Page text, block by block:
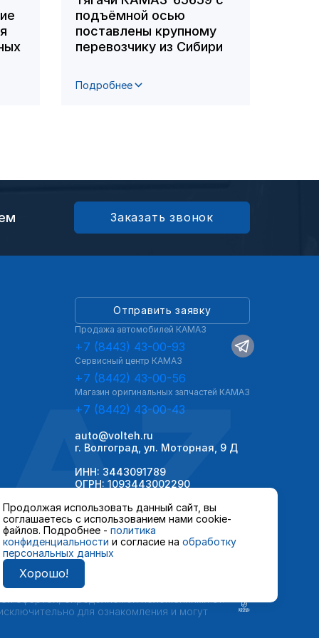
подъёмной осью
поставлены крупному
перевозчику из Сибири
Подробнее
Заказать звонок
Продолжая использовать данный сайт, вы
соглашаетесь с использованием нами cookie-
файлов. Подробнее - политика
конфиденциальности и согласие на обработку
персональных данных
Хорошо!
Отправить заявку
Продажа автомобилей КАМАЗ
+7 (8443) 43-00-93
Сервисный центр КАМАЗ
+7 (8442) 43-00-56
Магазин оригинальных запчастей КАМАЗ
+7 (8442) 43-00-43
auto@volteh.ru
г. Волгоград, ул. Моторная, 9 Д
ИНН: 3443091789
ОГРН: 1093443002290
и сервисного обслуживания,
офертой, определяемой положениями ст.
для ознакомления и могут